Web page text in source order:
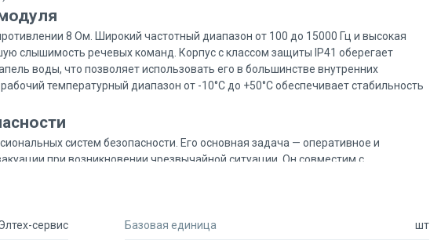
8 Ом. Широкий частотный диапазон от 100 до 15000 Гц и высокая
слышимость речевых команд. Корпус с классом защиты IP41 оберегает
воды, что позволяет использовать его в большинстве внутренних
температурный диапазон от -10°C до +50°C обеспечивает стабильность
систем безопасности. Его основная задача — оперативное и
при возникновении чрезвычайной ситуации. Он совместим с
интеграцию в новые или существующие комплексы.
от разных продавцов в одном месте и сделаете выгодную закупку для вашей
сервис Базовая единица шт